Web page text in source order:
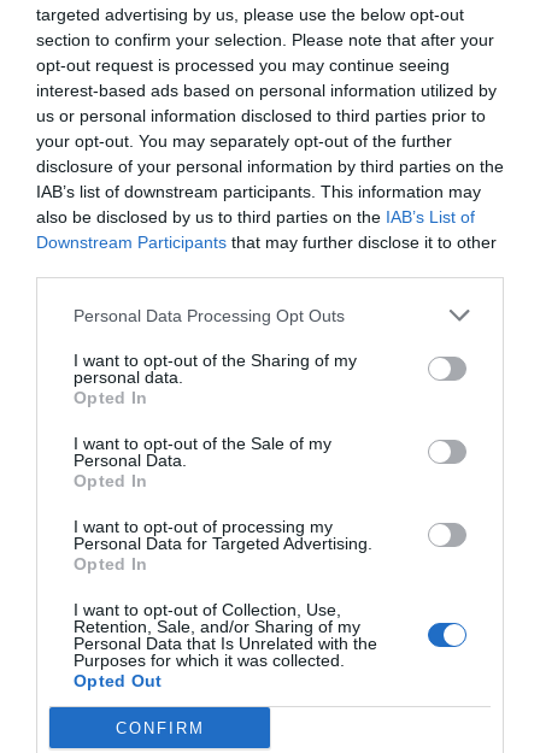
targeted advertising by us, please use the below opt-out
section to confirm your selection. Please note that after your
opt-out request is processed you may continue seeing
interest-based ads based on personal information utilized by
us or personal information disclosed to third parties prior to
your opt-out. You may separately opt-out of the further
disclosure of your personal information by third parties on the
IAB’s list of downstream participants. This information may
also be disclosed by us to third parties on the IAB’s List of
Downstream Participants that may further disclose it to other
Personal Data Processing Opt Outs
I want to opt-out of the Sharing of my
personal data.
Opted In
I want to opt-out of the Sale of my
Personal Data.
Opted In
I want to opt-out of processing my
Personal Data for Targeted Advertising.
Opted In
I want to opt-out of Collection, Use,
Retention, Sale, and/or Sharing of my
Personal Data that Is Unrelated with the
Purposes for which it was collected.
Opted Out
CONFIRM
¿Te ha interesado este artículo?
Suscríbete a nuestro newsletter y recibe cada dia
en tu correo lo más destacado de Hispanidad
Tu correo electrónico...